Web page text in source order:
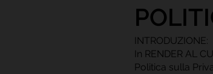
INTRODUZIONE:
In RENDER AL
Politica sulla